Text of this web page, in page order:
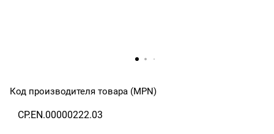
Код производителя товара (MPN)
CP.EN.00000222.03